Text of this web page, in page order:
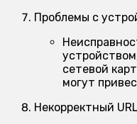
Проблемы с
сетевой
могут
Некорректный